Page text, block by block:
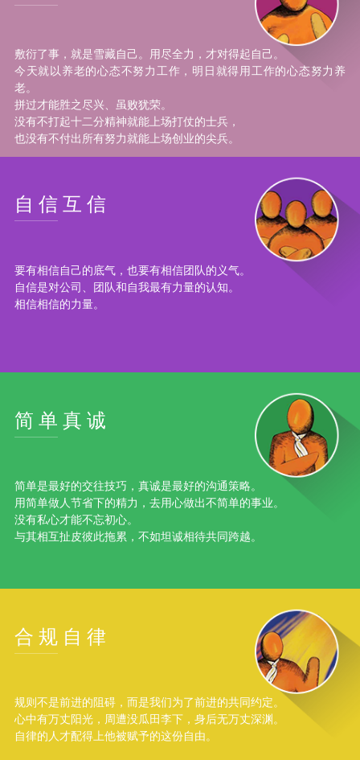
敷衍了事，就是雪藏自己。用尽全力，才对得起自己。
今天就以养老的心态不努力工作，明日就得用工作的心态努力养
老。
拼过才能胜之尽兴、虽败犹荣。
没有不打起十二分精神就能上场打仗的士兵，
也没有不付出所有努力就能上场创业的尖兵。
自信互信
要有相信自己的底气，也要有相信团队的义气。
自信是对公司、团队和自我最有力量的认知。
相信相信的力量。
简单真诚
简单是最好的交往技巧，真诚是最好的沟通策略。
用简单做人节省下的精力，去用心做出不简单的事业。
没有私心才能不忘初心。
与其相互扯皮彼此拖累，不如坦诚相待共同跨越。
合规自律
规则不是前进的阻碍，而是我们为了前进的共同约定。
心中有万丈阳光，周遭没瓜田李下，身后无万丈深渊。
自律的人才配得上他被赋予的这份自由。